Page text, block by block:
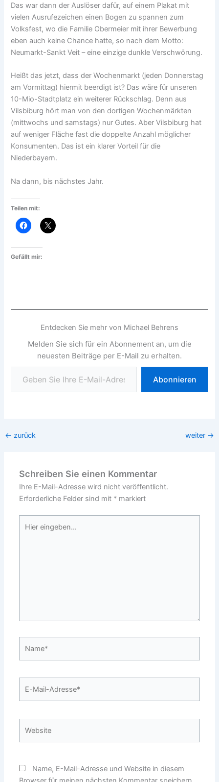
Das war dann der Auslöser dafür, auf einem Plakat mit
vielen Ausrufezeichen einen Bogen zu spannen zum
Volksfest, wo die Familie Obermeier mit ihrer Bewerbung
eben auch keine Chance hatte, so nach dem Motto:
Neumarkt-Sankt Veit – eine einzige dunkle Verschwörung.
Heißt das jetzt, dass der Wochenmarkt (jeden Donnerstag
am Vormittag) hiermit beerdigt ist? Das wäre für unseren
10-Mio-Stadtplatz ein weiterer Rückschlag. Denn aus
Vilsbiburg hört man von den dortigen Wochenmärkten
(mittwochs und samstags) nur Gutes. Aber Vilsbiburg hat
auf weniger Fläche fast die doppelte Anzahl möglicher
Konsumenten. Das ist ein klarer Vorteil für die
Niederbayern.
Na dann, bis nächstes Jahr.
Teilen mit:
Gefällt mir:
Entdecken Sie mehr von Michael Behrens
Melden Sie sich für ein Abonnement an, um die
neuesten Beiträge per E-Mail zu erhalten.
Geben Sie Ihre E-Mail-Adresse ein ...
Abonnieren
← zurück weiter →
Schreiben Sie einen Kommentar
Ihre E-Mail-Adresse wird nicht veröffentlicht.
Erforderliche Felder sind mit * markiert
eingeben…
Mail-
Name, E-Mail-Adresse und Website in diesem